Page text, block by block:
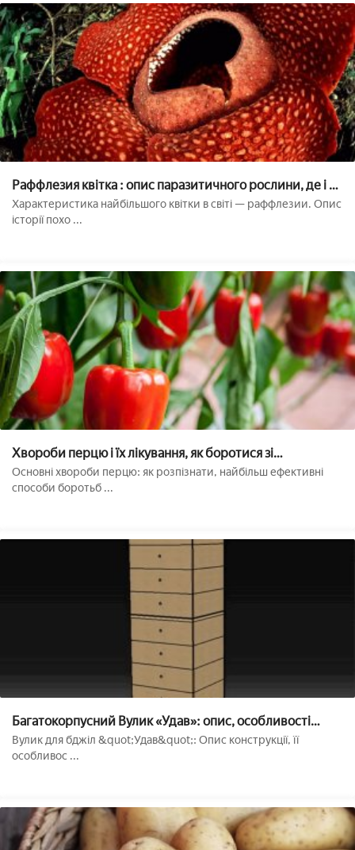
Раффлезия квітка : опис паразитичного рослини, де і як
росте найбільший квітка, фото
Характеристика найбільшого квітки в світі — раффлезии. Опис
історії похо ...
Хвороби перцю і їх лікування, як боротися зі
шкідниками, фото
Основні хвороби перцю: як розпізнати, найбільш ефективні
способи боротьб ...
Багатокорпусний Вулик «Удав»: опис, особливості
конструкції, виготовлення своїми руками
Вулик для бджіл &quot;Удав&quot;: Опис конструкції, її
особливос ...